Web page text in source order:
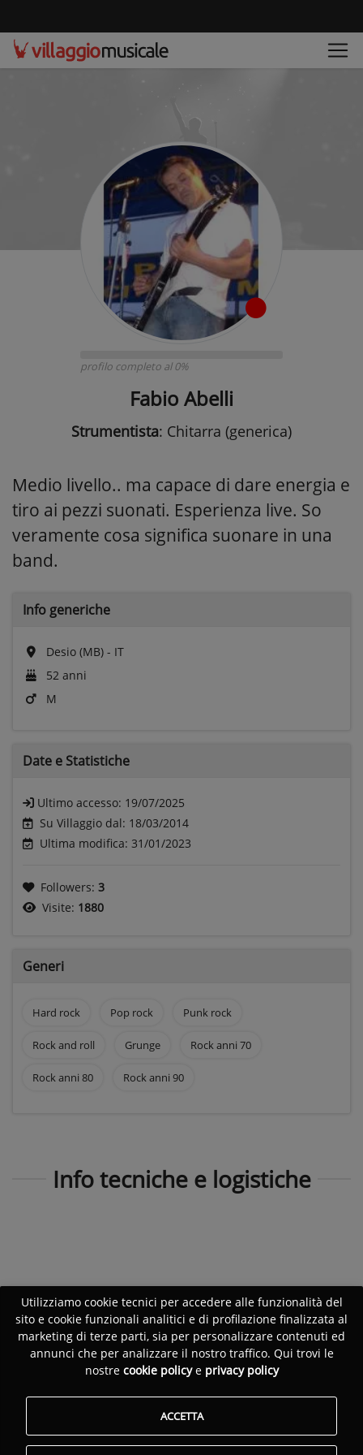
profilo completo al 0%
Fabio Abelli
Strumentista: Chitarra (generica)
Medio livello.. ma capace di dare energia e
tiro ai pezzi suonati. Esperienza live. So
veramente cosa significa suonare in una
band.
Info generiche
Desio (MB) - IT
52 anni
M
Date e Statistiche
Ultimo accesso: 19/07/2025
Su Villaggio dal: 18/03/2014
Ultima modifica: 31/01/2023
Followers: 3
Visite: 1880
Generi
Hard rock Pop rock Punk rock
Rock and roll Grunge Rock anni 70
Rock anni 80 Rock anni 90
Info tecniche e logistiche
Utilizziamo cookie tecnici per accedere alle funzionalità del
sito e cookie funzionali analitici e di profilazione finalizzata al
marketing di terze parti, sia per personalizzare contenuti ed
annunci che per analizzare il nostro traffico. Qui trovi le
nostre cookie policye privacy policy
ACCETTA